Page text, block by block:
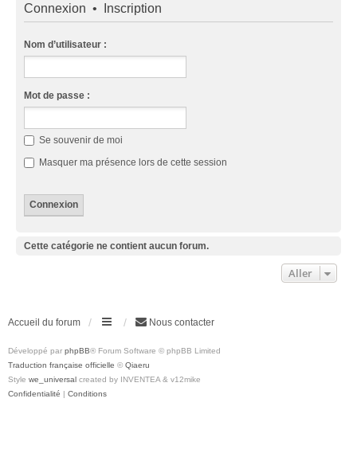
Connexion • Inscription
Nom d’utilisateur :
Mot de passe :
Se souvenir de moi
Masquer ma présence lors de cette session
Cette catégorie ne contient aucun forum.
Aller
Accueil du forum Nous contacter
Développé par phpBB® Forum Software © phpBB Limited
Traduction française officielle © Qiaeru
Style we_universal created by INVENTEA & v12mike
Confidentialité | Conditions